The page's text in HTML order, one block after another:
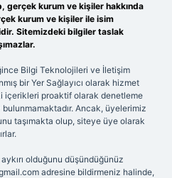
gerçek kurum ve kişiler hakkında
kurum ve kişiler ile isim
Sitemizdeki bilgiler taslak
Bilgi Teknolojileri ve İletişim
bir Yer Sağlayıcı olarak hizmet
içerikleri proaktif olarak denetleme
Ancak, üyelerimiz
taşımakta olup, siteye üye olarak
olduğunu düşündüğünüz
adresine bildirmeniz halinde,